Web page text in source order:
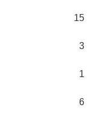
15
3
1
6